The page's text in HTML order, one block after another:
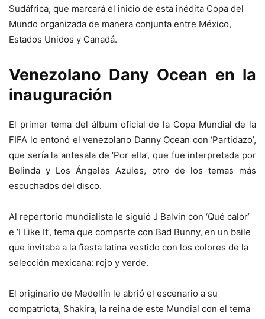
Sudáfrica, que marcará el inicio de esta inédita Copa del
Mundo organizada de manera conjunta entre México,
Estados Unidos y Canadá.
Venezolano Dany Ocean en la
inauguración
El primer tema del álbum oficial de la Copa Mundial de la
FIFA lo entonó el venezolano Danny Ocean con ‘Partidazo’,
que sería la antesala de ‘Por ella’, que fue interpretada por
Belinda y Los Ángeles Azules, otro de los temas más
escuchados del disco.
Al repertorio mundialista le siguió J Balvin con ‘Qué calor’
e ‘I Like It’, tema que comparte con Bad Bunny, en un baile
que invitaba a la fiesta latina vestido con los colores de la
selección mexicana: rojo y verde.
El originario de Medellín le abrió el escenario a su
compatriota, Shakira, la reina de este Mundial con el tema